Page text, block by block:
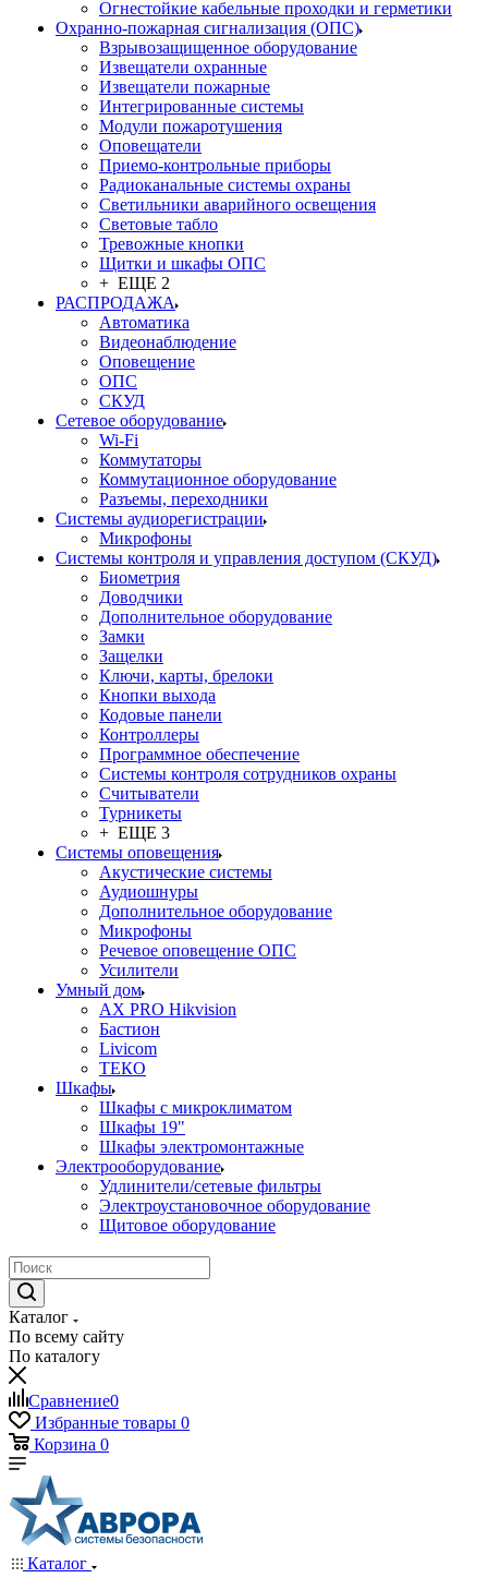
Огнестойкие кабельные проходки и герметики
Охранно-пожарная сигнализация (ОПС)
Взрывозащищенное оборудование
Извещатели охранные
Извещатели пожарные
Интегрированные системы
Модули пожаротушения
Оповещатели
Приемо-контрольные приборы
Радиоканальные системы охраны
Светильники аварийного освещения
Световые табло
Тревожные кнопки
Щитки и шкафы ОПС
+ ЕЩЕ 2
РАСПРОДАЖА
Автоматика
Видеонаблюдение
Оповещение
ОПС
СКУД
Сетевое оборудование
Wi-Fi
Коммутаторы
Коммутационное оборудование
Разъемы, переходники
Системы аудиорегистрации
Микрофоны
Системы контроля и управления доступом (СКУД)
Биометрия
Доводчики
Дополнительное оборудование
Замки
Защелки
Ключи, карты, брелоки
Кнопки выхода
Кодовые панели
Контроллеры
Программное обеспечение
Системы контроля сотрудников охраны
Считыватели
Турникеты
+ ЕЩЕ 3
Системы оповещения
Акустические системы
Аудиошнуры
Дополнительное оборудование
Микрофоны
Речевое оповещение ОПС
Усилители
Умный дом
AX PRO Hikvision
Бастион
Livicom
ТЕКО
Шкафы
Шкафы с микроклиматом
Шкафы 19"
Шкафы электромонтажные
Электрооборудование
Удлинители/сетевые фильтры
Электроустановочное оборудование
Щитовое оборудование
Каталог
По всему сайту
По каталогу
Сравнение0
Избранные товары 0
Корзина 0
Каталог